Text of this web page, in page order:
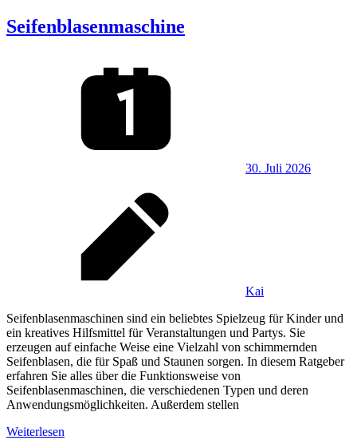
Seifenblasenmaschine
30. Juli 2026
Kai
Seifenblasenmaschinen sind ein beliebtes Spielzeug für Kinder und
ein kreatives Hilfsmittel für Veranstaltungen und Partys. Sie
erzeugen auf einfache Weise eine Vielzahl von schimmernden
Seifenblasen, die für Spaß und Staunen sorgen. In diesem Ratgeber
erfahren Sie alles über die Funktionsweise von
Seifenblasenmaschinen, die verschiedenen Typen und deren
Anwendungsmöglichkeiten. Außerdem stellen
Weiterlesen